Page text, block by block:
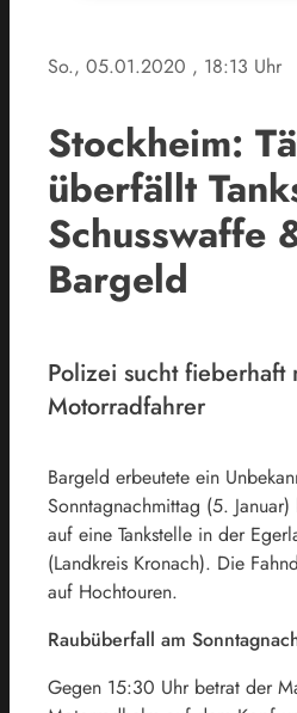
So., 05.01.2020 , 18:13 Uhr
Stockheim:
überfällt
Schusswaffe
Bargeld
Polizei sucht fieberhaft
Motorradfahrer
Bargeld erbeutete ein
Sonntagnachmittag (5.
auf eine Tankstelle in der
(Landkreis Kronach). Die
auf Hochtouren.
Raubüberfall am
Gegen 15:30 Uhr betrat der